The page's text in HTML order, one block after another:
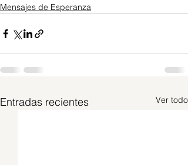
Mensajes de Esperanza
Entradas recientes Ver todo